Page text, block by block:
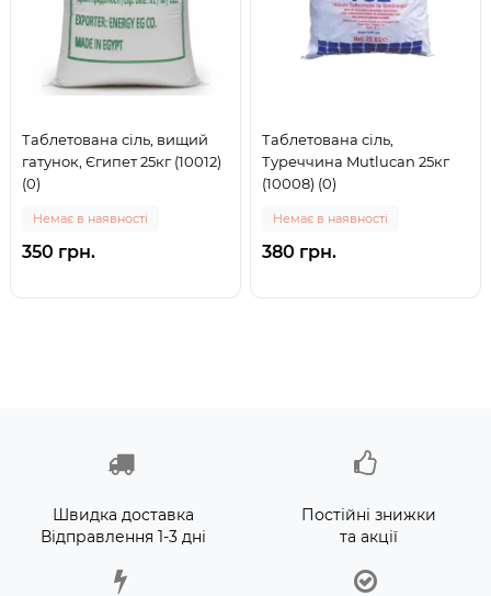
Таблетована сіль, вищий
гатунок, Єгипет 25кг (10012)
(0)
Немає в наявності
350 грн.
Таблетована сіль,
Туреччина Mutlucan 25кг
(10008) (0)
Немає в наявності
380 грн.
Швидка доставка
Відправлення 1-3 дні
Постійні знижки
та акції